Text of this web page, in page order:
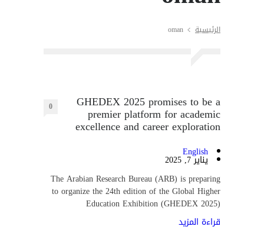
الرئيسية oman
GHEDEX 2025 promises to be a
premier platform for academic
excellence and career exploration
0
English
يناير 7, 2025
The Arabian Research Bureau (ARB) is preparing
to organize the 24th edition of the Global Higher
Education Exhibition (GHEDEX 2025)
قراءة المزيد